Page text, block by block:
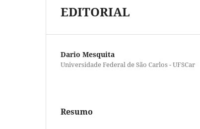
EDITORIAL
Dario Mesquita
Universidade Federal de São Carlos - UFSCar
Resumo